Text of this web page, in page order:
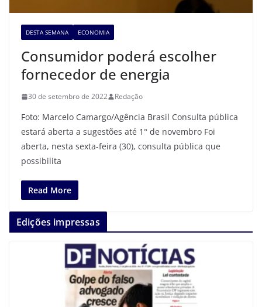
DESTA SEMANA ECONOMIA
Consumidor poderá escolher
fornecedor de energia
30 de setembro de 2022 Redação
Foto: Marcelo Camargo/Agência Brasil Consulta pública
estará aberta a sugestões até 1° de novembro Foi
aberta, nesta sexta-feira (30), consulta pública que
possibilita
Read More
Edições impressas